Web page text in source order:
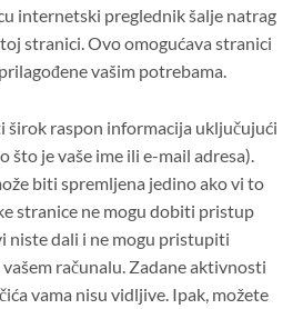
internetski preglednik šalje natrag
stranici. Ovo omogućava stranici
vašim potrebama.
širok raspon informacija uključujući
što je vaše ime ili e-mail adresa).
biti spremljena jedino ako vi to
stranice ne mogu dobiti pristup
niste dali i ne mogu pristupiti
računalu. Zadane aktivnosti
vama nisu vidljive. Ipak, možete